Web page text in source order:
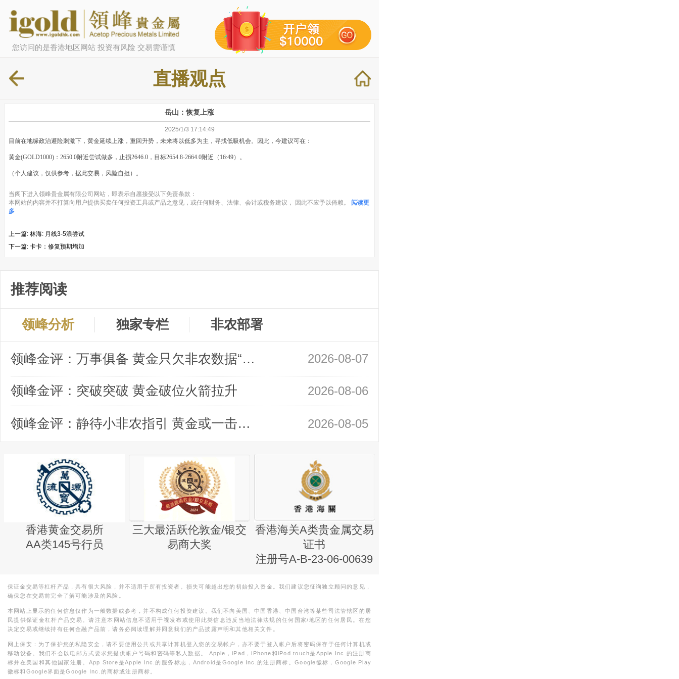
您访问的是香港地区网站 投资有风险 交易需谨慎
直播观点
岳山：恢复上涨
2025/1/3 17:14:49
目前在地缘政治避险刺激下，黄金延续上涨，重回升势，未来将以低多为主，寻找低吸机会。因此，今建议可在：
黄金(GOLD1000)：2650.0附近尝试做多，止损2646.0，目标2654.8-2664.0附近（16:49）。
（个人建议，仅供参考，据此交易，风险自担）。
当阁下进入领峰贵金属有限公司网站，即表示自愿接受以下免责条款：
本网站的内容并不打算向用户提供买卖任何投资工具或产品之意见，或任何财务、法律、会计或税务建议， 因此不应予以倚赖。
阅读更
多
上一篇: 林海: 月线3-5浪尝试
下一篇: 卡卡：修复预期增加
推荐阅读
领峰分析 独家专栏 非农部署
领峰金评：万事俱备 黄金只欠非农数据“东风” 2026-08-07
领峰金评：突破突破 黄金破位火箭拉升 2026-08-06
领峰金评：静待小非农指引 黄金或一击破局 2026-08-05
香港黄金交易所
AA类145号行员
三大最活跃伦敦金/银交
易商大奖
香港海关A类贵金属交易
证书
注册号A-B-23-06-00639
保证金交易等杠杆产品，具有很大风险，并不适用于所有投资者。损失可能超出您的初始投入资金。我们建议您征询独立顾问的意见，
确保您在交易前完全了解可能涉及的风险。
本网站上显示的任何信息仅作为一般数据或参考，并不构成任何投资建议。我们不向美国、中国香港、中国台湾等某些司法管辖区的居
民提供保证金杠杆产品交易。请注意本网站信息不适用于视发布或使用此类信息违反当地法律法规的任何国家/地区的任何居民。在您
决定交易或继续持有任何金融产品前，请务必阅读理解并同意我们的产品披露声明和其他相关文件。
网上保安：为了保护您的私隐安全，请不要使用公共或共享计算机登入您的交易帐户，亦不要于登入帐户后将密码保存于任何计算机或
移动设备。我们不会以电邮方式要求您提供帐户号码和密码等私人数据。 Apple，iPad，iPhone和iPod touch是Apple Inc.的注册商
标并在美国和其他国家注册。App Store是Apple Inc.的服务标志，Android是Google Inc.的注册商标。Google徽标，Google Play
徽标和Google界面是Google Inc.的商标或注册商标。